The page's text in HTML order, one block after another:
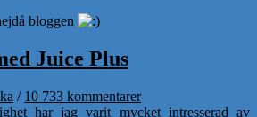
bloggen
Juice Plus
/ 10 733 kommentarer
har jag varit mycket intresserad av